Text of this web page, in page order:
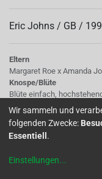
Eric Johns / GB /
Eltern
Margaret Roe x Amanda
Knospe/Blüte
Blüte einfach,
Wuchs
aufrecht, kompakt
Home
Wir sammeln und
folgenden Zwecke:
Essentiell .
Einstellungen...